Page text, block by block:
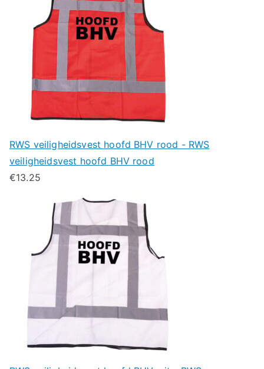
RWS veiligheidsvest hoofd BHV rood - RWS
veiligheidsvest hoofd BHV rood
€13.25